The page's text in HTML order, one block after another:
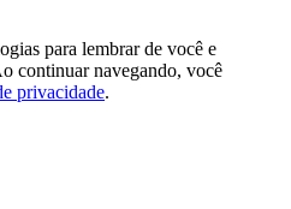
para lembrar de você e
continuar navegando, você
privacidade.